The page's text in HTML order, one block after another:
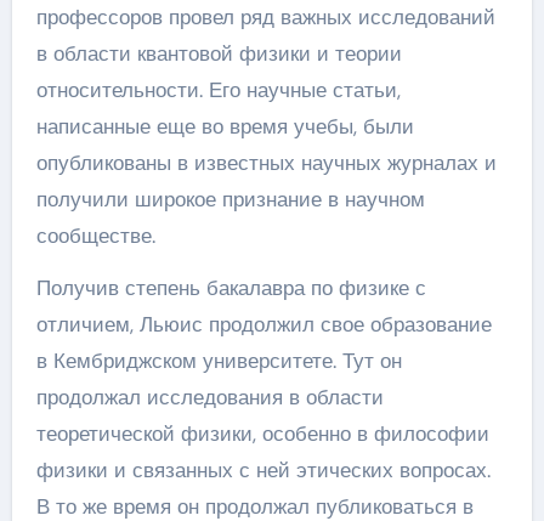
профессоров провел ряд важных исследований
в области квантовой физики и теории
относительности. Его научные статьи,
написанные еще во время учебы, были
опубликованы в известных научных журналах и
получили широкое признание в научном
сообществе.
Получив степень бакалавра по физике с
отличием, Льюис продолжил свое образование
в Кембриджском университете. Тут он
продолжал исследования в области
теоретической физики, особенно в философии
физики и связанных с ней этических вопросах.
В то же время он продолжал публиковаться в